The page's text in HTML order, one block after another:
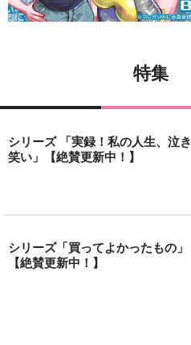
特集
シリーズ 「実録！私の人生、泣き
笑い」【絶賛更新中！】
シリーズ「買ってよかったもの」
【絶賛更新中！】